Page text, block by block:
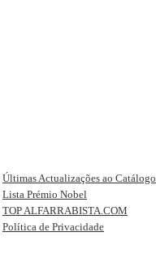
Últimas Actualizações ao Catálogo
Lista Prémio Nobel
TOP ALFARRABISTA.COM
Política de Privacidade